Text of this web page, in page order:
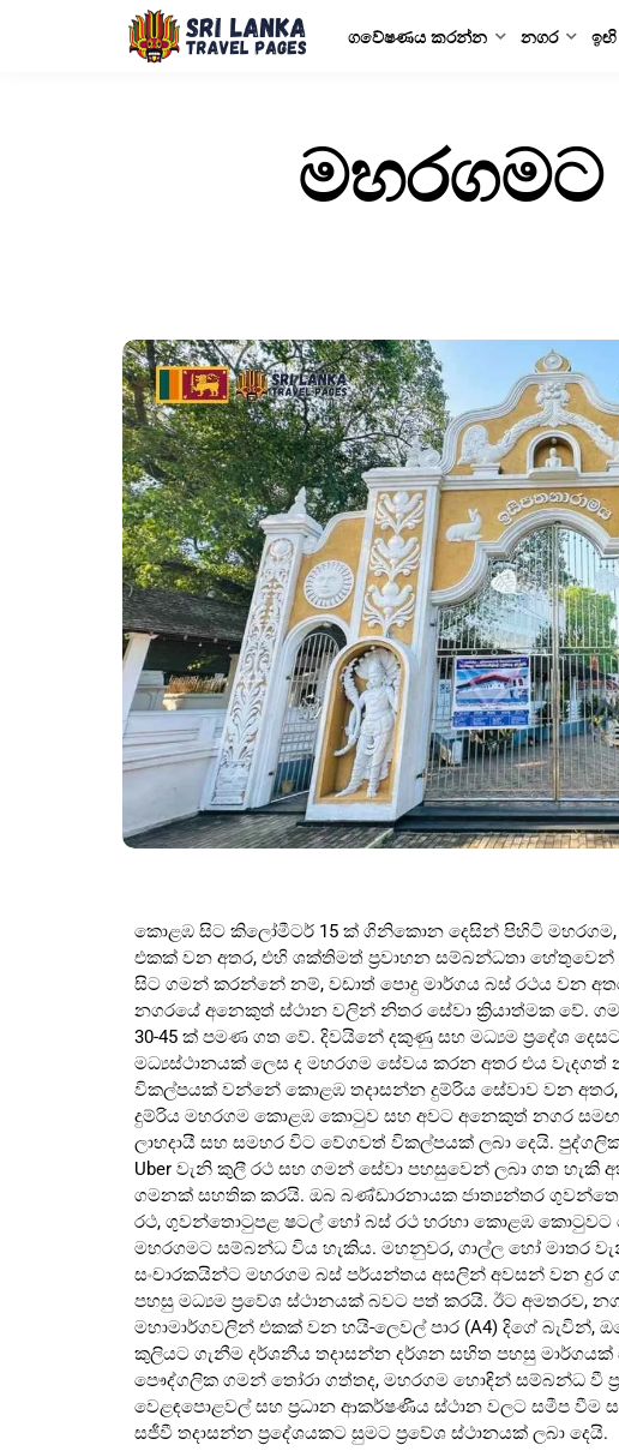
ගවේෂණය කරන්න නගර ඉඟි
මහරගමට
කොළඹ සිට කිලෝමීටර් 15 ක් ගිනිකොන දෙසින් පිහිටි මහරගම,
එකක් වන අතර, එහි ශක්තිමත් ප්‍රවාහන සම්බන්ධතා
සිට ගමන් කරන්නේ නම්, වඩාත් පොදු මාර්ගය බස් රථය වන
නගරයේ අනෙකුත් ස්ථාන වලින් නිතර සේවා ක්‍රියාත්මක වේ.
30-45 ක් පමණ ගත වේ. දිවයිනේ දකුණු සහ මධ්‍යම ප්‍රදේශ
මධ්‍යස්ථානයක් ලෙස ද මහරගම සේවය කරන අතර එය
විකල්පයක් වන්නේ කොළඹ තදාසන්න දුම්රිය සේවාව වන
දුම්රිය මහරගම කොළඹ කොටුව සහ අවට අනෙකුත් නගර සමඟ
ලාභදායී සහ සමහර විට වේගවත් විකල්පයක් ලබා දෙයි.
Uber වැනි කුලී රථ සහ ගමන් සේවා පහසුවෙන් ලබා ගත හැකි
ගමනක් සහතික කරයි. ඔබ බණ්ඩාරනායක ජාත්‍යන්තර
රථ, ගුවන්තොටුපළ ෂටල් හෝ බස් රථ හරහා කොළඹ
මහරගමට සම්බන්ධ විය හැකිය. මහනුවර, ගාල්ල හෝ මාතර
සංචාරකයින්ට මහරගම බස් පර්යන්තය අසලින් අවසන් වන දුර
පහසු මධ්‍යම ප්‍රවේශ ස්ථානයක් බවට පත් කරයි. ඊට අමතරව,
මහාමාර්ගවලින් එකක් වන හයි-ලෙවල් පාර (A4) දිගේ බැවින්,
කුලියට ගැනීම දර්ශනීය තදාසන්න දර්ශන සහිත පහසු මාර්ගයක්
පෞද්ගලික ගමන් තෝරා ගත්තද, මහරගම හොඳින් සම්බන්ධ වී
වෙළඳපොළවල් සහ ප්‍රධාන ආකර්ෂණීය ස්ථාන වලට සමීප වීම
සජීවී තදාසන්න ප්‍රදේශයකට සුමට ප්‍රවේශ ස්ථානයක් ලබා දෙයි.